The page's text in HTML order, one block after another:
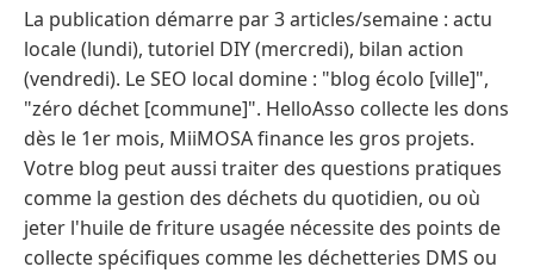
La publication démarre par 3 articles/semaine : actu
locale (lundi), tutoriel DIY (mercredi), bilan action
(vendredi). Le SEO local domine : "blog écolo [ville]",
"zéro déchet [commune]". HelloAsso collecte les dons
dès le 1er mois, MiiMOSA finance les gros projets.
Votre blog peut aussi traiter des questions pratiques
comme la gestion des déchets du quotidien, ou où
jeter l'huile de friture usagée nécessite des points de
collecte spécifiques comme les déchetteries DMS ou